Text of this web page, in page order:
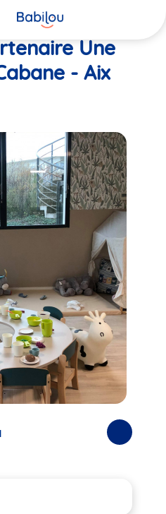
Une
- Aix
Photos
suivantes